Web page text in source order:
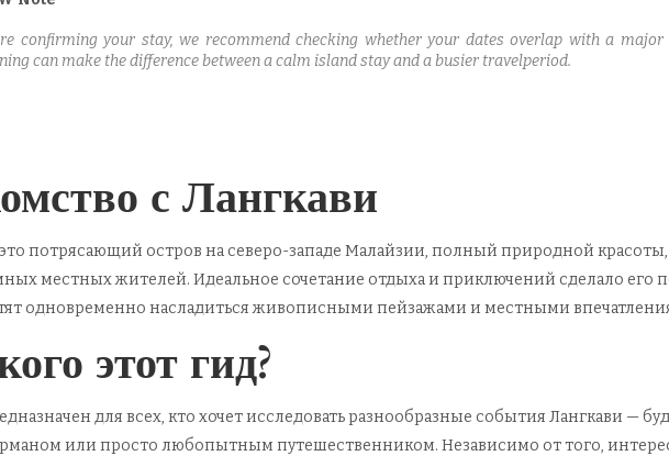
confirming your stay, we recommend checking whether your dates overlap with a
can make the difference between a calm island stay and a busier travelperiod.
с Лангкави
потрясающий остров на северо-западе Малайзии, полный природной красоты,
местных жителей. Идеальное сочетание отдыха и приключений сделало его
одновременно насладиться живописными пейзажами и местными
этот гид?
для всех, кто хочет исследовать разнообразные события Лангкави —
или просто любопытным путешественником. Независимо от того,